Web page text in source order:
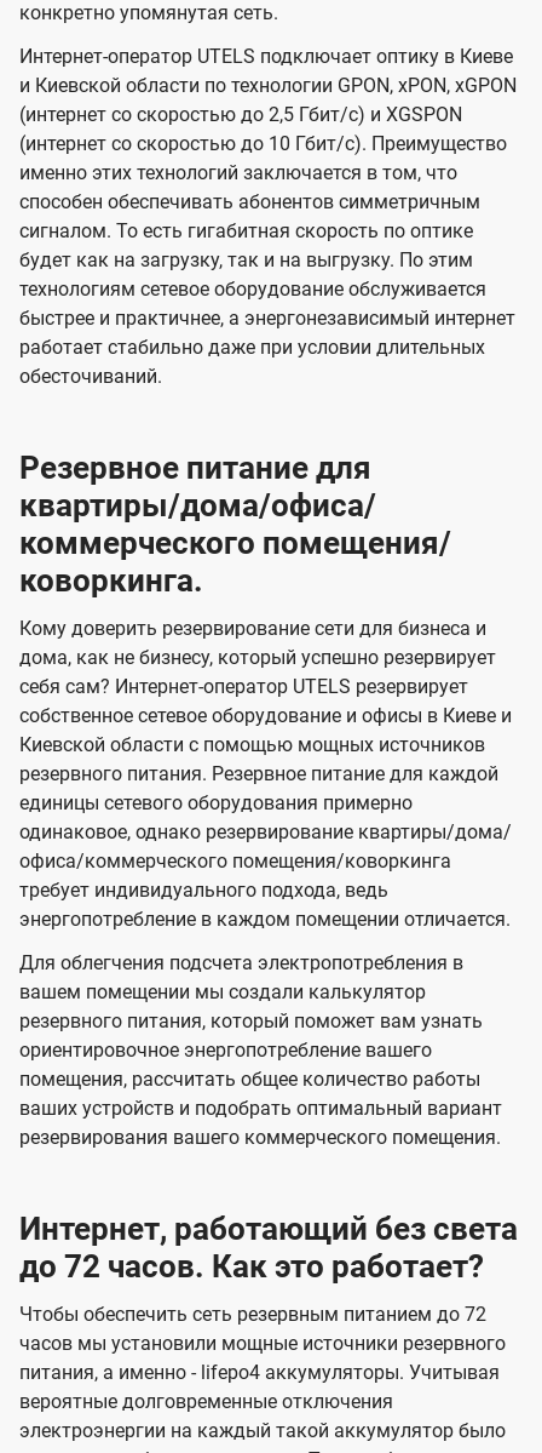
конкретно упомянутая сеть.
Интернет-оператор UTELS подключает оптику в Киеве
и Киевской области по технологии GPON, xPON, xGPON
(интернет со скоростью до 2,5 Гбит/с) и XGSPON
(интернет со скоростью до 10 Гбит/с). Преимущество
именно этих технологий заключается в том, что
способен обеспечивать абонентов симметричным
сигналом. То есть гигабитная скорость по оптике
будет как на загрузку, так и на выгрузку. По этим
технологиям сетевое оборудование обслуживается
быстрее и практичнее, а энергонезависимый интернет
работает стабильно даже при условии длительных
обесточиваний.
Резервное питание для
квартиры/дома/офиса/
коммерческого помещения/
коворкинга.
Кому доверить резервирование сети для бизнеса и
дома, как не бизнесу, который успешно резервирует
себя сам? Интернет-оператор UTELS резервирует
собственное сетевое оборудование и офисы в Киеве и
Киевской области с помощью мощных источников
резервного питания. Резервное питание для каждой
единицы сетевого оборудования примерно
одинаковое, однако резервирование квартиры/дома/
офиса/коммерческого помещения/коворкинга
требует индивидуального подхода, ведь
энергопотребление в каждом помещении отличается.
Для облегчения подсчета электропотребления в
вашем помещении мы создали калькулятор
резервного питания, который поможет вам узнать
ориентировочное энергопотребление вашего
помещения, рассчитать общее количество работы
ваших устройств и подобрать оптимальный вариант
резервирования вашего коммерческого помещения.
Интернет, работающий без света
до 72 часов. Как это работает?
Чтобы обеспечить сеть резервным питанием до 72
часов мы установили мощные источники резервного
питания, а именно - lifepo4 аккумуляторы. Учитывая
вероятные долговременные отключения
электроэнергии на каждый такой аккумулятор было